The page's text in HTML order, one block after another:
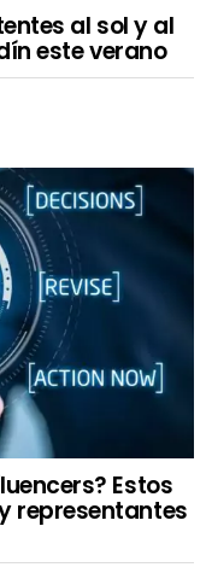
al sol y al
este verano
Estos
representantes